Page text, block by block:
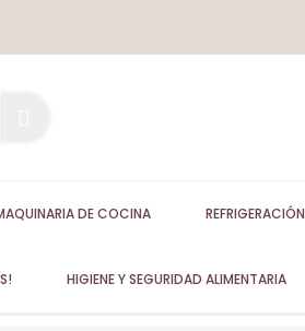
DE COCINA REFRIGERACIÓN
HIGIENE Y SEGURIDAD ALIMENTARIA